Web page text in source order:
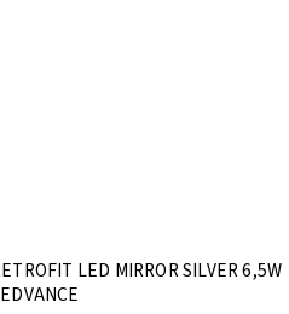
LED MIRROR SILVER 6,5W